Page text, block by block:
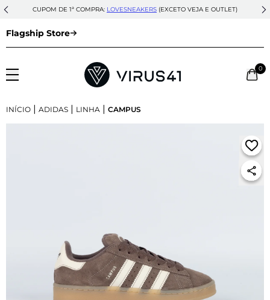
CUPOM DE 1ª COMPRA: LOVESNEAKERS (EXCETO VEJA E OUTLET)
Flagship Store
0
INÍCIO | ADIDAS | LINHA | CAMPUS